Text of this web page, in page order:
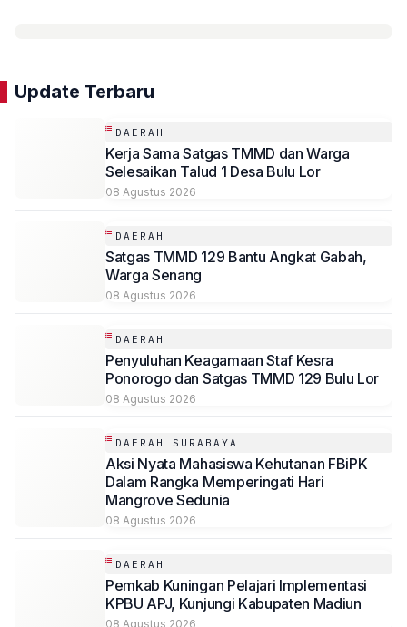
Update Terbaru
DAERAH
Kerja Sama Satgas TMMD dan Warga
Selesaikan Talud 1 Desa Bulu Lor
08 Agustus 2026
DAERAH
Satgas TMMD 129 Bantu Angkat Gabah,
Warga Senang
08 Agustus 2026
DAERAH
Penyuluhan Keagamaan Staf Kesra
Ponorogo dan Satgas TMMD 129 Bulu Lor
08 Agustus 2026
DAERAH SURABAYA
Aksi Nyata Mahasiswa Kehutanan FBiPK
Dalam Rangka Memperingati Hari
Mangrove Sedunia
08 Agustus 2026
DAERAH
Pemkab Kuningan Pelajari Implementasi
KPBU APJ, Kunjungi Kabupaten Madiun
08 Agustus 2026